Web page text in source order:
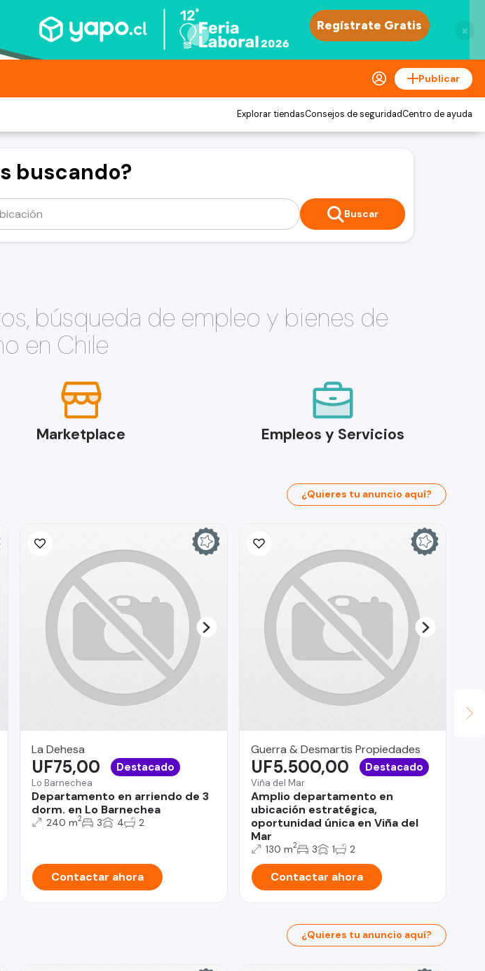
×
Publicar
Explorar tiendasConsejos de seguridadCentro de ayuda
buscando?
Buscar
búsqueda de empleo y bienes de
en Chile
Marketplace Empleos y Servicios
¿Quieres tu anuncio aquí?
La Dehesa
Lo Barnechea
Departamento en arriendo de 3
dorm. en Lo Barnechea
UF75,00 Destacado
240 m2 3 4 2
Contactar ahora
Guerra & Desmartis Propiedades
Viña del Mar
Amplio departamento en
ubicación estratégica,
oportunidad única en Viña del
Mar
UF5.500,00 Destacado
130 m2 3 1 2
Contactar ahora
¿Quieres tu anuncio aquí?